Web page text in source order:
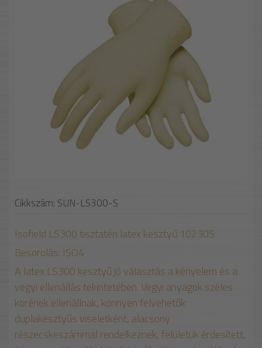
Cikkszám: SUN-LS300-S
Isofield LS300 tisztatéri latex kesztyű 10230S
Besorolás: ISO4
A latex LS300 kesztyű jó választás a kényelem és a
vegyi ellenállás tekintetében. Vegyi anyagok széles
körének ellenállnak, könnyen felvehetők
duplakesztyűs viseletként, alacsony
részecskeszámmal rendelkeznek, felületük érdesített,